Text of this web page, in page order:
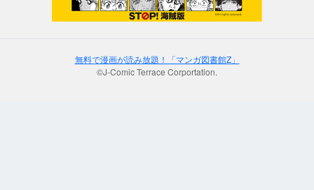
無料で漫画が読み放題！「マンガ図書館Z」
©J-Comic Terrace Corportation.